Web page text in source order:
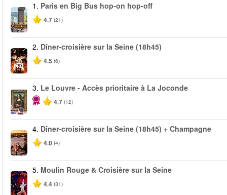
1. Paris en Big Bus hop-on hop-off
4.7 (21)
2. Dîner-croisière sur la Seine (18h45)
4.5 (6)
3. Le Louvre - Accès prioritaire à La Joconde
4.7 (12)
4. Dîner-croisière sur la Seine (18h45) + Champagne
4.0 (4)
5. Moulin Rouge & Croisière sur la Seine
4.4 (31)